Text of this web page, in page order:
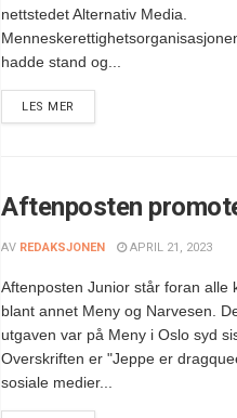
nettstedet Alternativ Media.
hadde stand og...
LES MER
Aftenposten
AV REDAKSJONEN APRIL 21, 2023
Aftenposten Junior står foran alle
blant annet Meny og Narvesen.
utgaven var på Meny i Oslo syd
Overskriften er "Jeppe er
sosiale medier...